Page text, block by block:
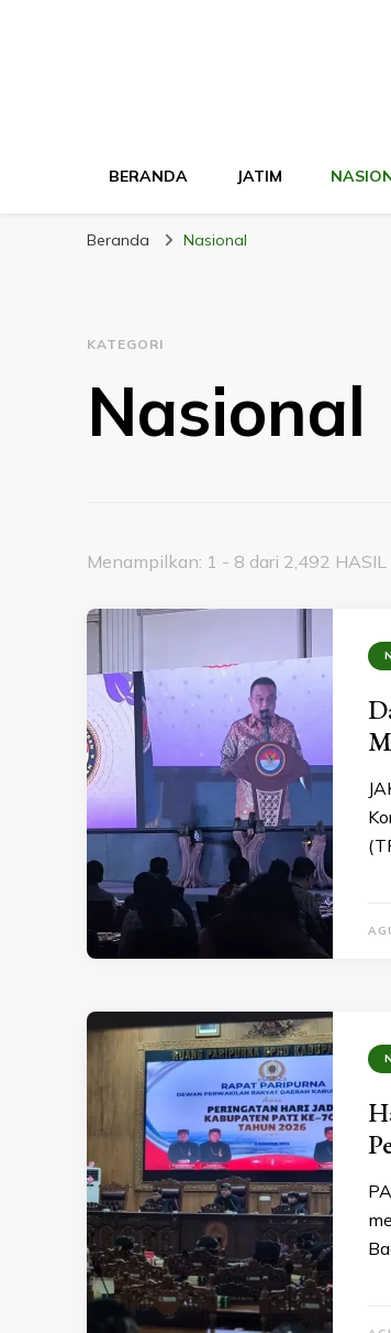
BERANDA JATIM
Beranda Nasional
KATEGORI
Nasional
Menampilkan: 1 - 8 dari 2,492 HASIL